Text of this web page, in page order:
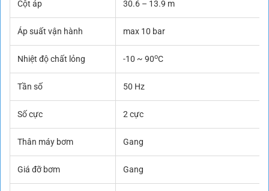
Cột áp 30.6 – 13.9 m
Áp suất vận hành max 10 bar
Nhiệt độ chất lỏng -10 ~ 90oC
Tần số 50 Hz
Số cực 2 cực
Thân máy bơm Gang
Giá đỡ bơm Gang